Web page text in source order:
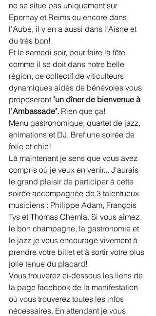
ne se situe pas uniquement sur
Epernay et Reims ou encore dans
l'Aube, il y en a aussi dans l'Aisne et
du très bon!
Et le samedi soir, pour faire la fête
comme il se doit dans notre belle
région, ce collectif de viticulteurs
dynamiques aidés de bénévoles vous
proposeront "un dîner de bienvenue à
l'Ambassade". Rien que ça!
Menu gastronomique, quartet de jazz,
animations et DJ. Bref une soirée de
folie et chic!
Là maintenant je sens que vous avez
compris où je veux en venir... J'aurais
le grand plaisir de participer à cette
soirée accompagnée de 3 talentueux
musiciens : Philippe Adam, François
Tys et Thomas Chemla. Si vous aimez
le bon champagne, la gastronomie et
le jazz je vous encourage vivement à
prendre votre billet et à sortir votre plus
jolie tenue du placard!
Vous trouverez ci-dessous les liens de
la page facebook de la manifestation
où vous trouverez toutes les infos
nécessaires. En attendant je vous